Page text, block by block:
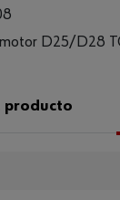
motor D25/D28
producto